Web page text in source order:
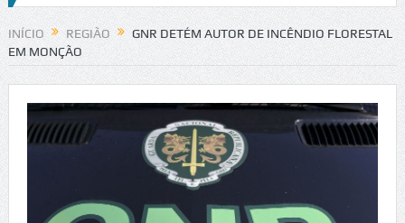
de trânsito no IC2 em Alcobaça Igreja do Castelo de
INÍCIO REGIÃO
GNR DETÉM AUTOR DE INCÊNDIO FLORESTAL
EM MONÇÃO